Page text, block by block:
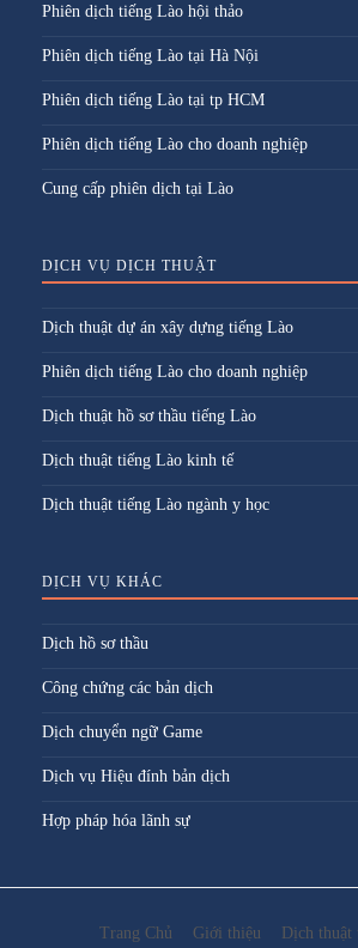
Phiên dịch tiếng Lào hội thảo
Phiên dịch tiếng Lào tại Hà Nội
Phiên dịch tiếng Lào tại tp HCM
Phiên dịch tiếng Lào cho doanh nghiệp
Cung cấp phiên dịch tại Lào
DỊCH VỤ DỊCH THUẬT
Dịch thuật dự án xây dựng tiếng Lào
Phiên dịch tiếng Lào cho doanh nghiệp
Dịch thuật hồ sơ thầu tiếng Lào
Dịch thuật tiếng Lào kinh tế
Dịch thuật tiếng Lào ngành y học
DỊCH VỤ KHÁC
Dịch hồ sơ thầu
Công chứng các bản dịch
Dịch chuyển ngữ Game
Dịch vụ Hiệu đính bản dịch
Hợp pháp hóa lãnh sự
Trang Chủ Giới thiệu Dịch